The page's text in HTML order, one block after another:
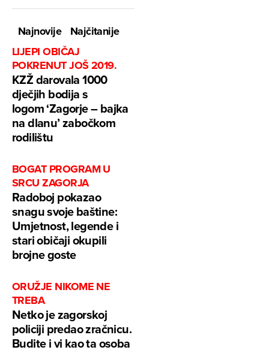
Najnovije
Najčitanije
LIJEPI OBIČAJ
POKRENUT JOŠ 2019.
KZŽ darovala 1000
dječjih bodija s
logom ‘Zagorje – bajka
na dlanu’ zabočkom
rodilištu
BOGAT PROGRAM U
SRCU ZAGORJA
Radoboj pokazao
snagu svoje baštine:
Umjetnost, legende i
stari običaji okupili
brojne goste
ORUŽJE NIKOME NE
TREBA
Netko je zagorskoj
policiji predao zračnicu.
Budite i vi kao ta osoba